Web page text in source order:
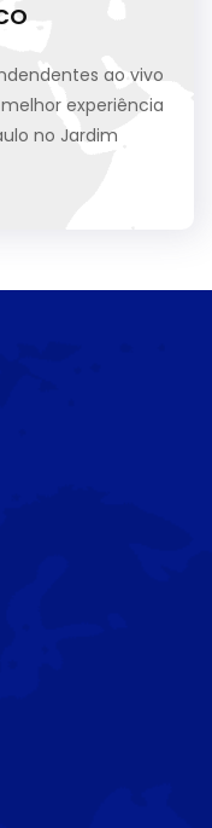
ao vivo
experiência
no Jardim